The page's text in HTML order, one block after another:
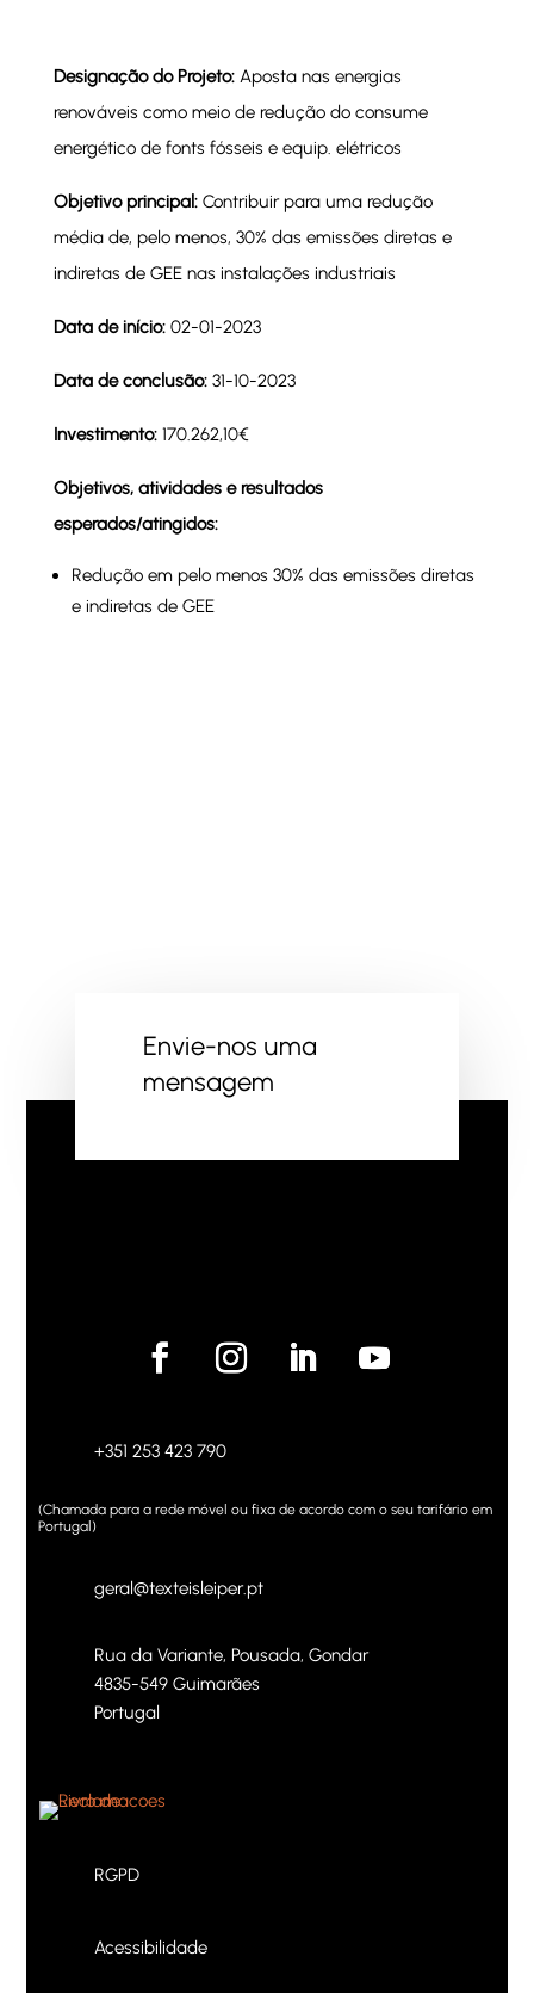
Designação do Projeto: Aposta nas energias
renováveis como meio de redução do consume
energético de fonts fósseis e equip. elétricos
Objetivo principal:Contribuir para uma redução
média de, pelo menos, 30% das emissões diretas e
indiretas de GEE nas instalações industriais
Data de início: 02-01-2023
Data de conclusão: 31-10-2023
Investimento: 170.262,10€
Objetivos, atividades e resultados
esperados/atingidos:
Redução em pelo menos 30% das emissões diretas
e indiretas de GEE
Envie-nos uma
mensagem
+351 253 423 790
(Chamada para a rede móvel ou fixa de acordo com o seu tarifário em
Portugal)
geral@texteisleiper.pt
Rua da Variante, Pousada, Gondar
4835-549 Guimarães
Portugal
RGPD
Acessibilidade